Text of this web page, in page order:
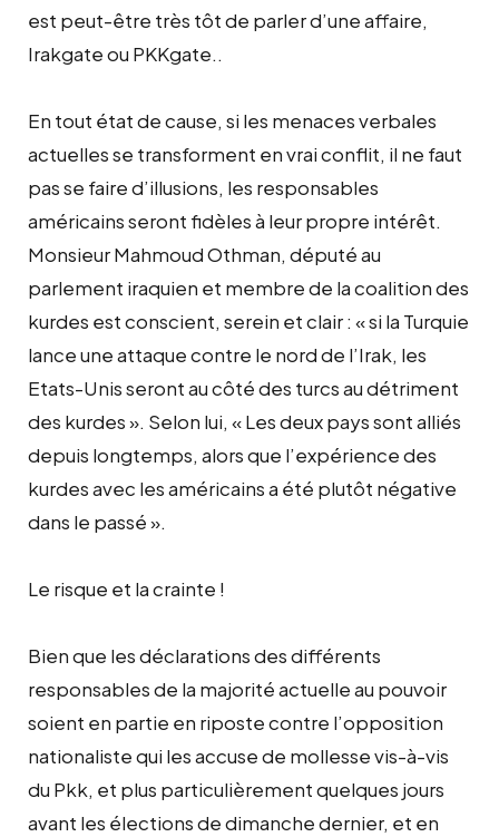
est peut-être très tôt de parler d’une affaire,
Irakgate ou PKKgate..
En tout état de cause, si les menaces verbales
actuelles se transforment en vrai conflit, il ne faut
pas se faire d’illusions, les responsables
américains seront fidèles à leur propre intérêt.
Monsieur Mahmoud Othman, député au
parlement iraquien et membre de la coalition des
kurdes est conscient, serein et clair : « si la Turquie
lance une attaque contre le nord de l’Irak, les
Etats-Unis seront au côté des turcs au détriment
des kurdes ». Selon lui, « Les deux pays sont alliés
depuis longtemps, alors que l’expérience des
kurdes avec les américains a été plutôt négative
dans le passé ».
Le risque et la crainte !
Bien que les déclarations des différents
responsables de la majorité actuelle au pouvoir
soient en partie en riposte contre l’opposition
nationaliste qui les accuse de mollesse vis-à-vis
du Pkk, et plus particulièrement quelques jours
avant les élections de dimanche dernier, et en